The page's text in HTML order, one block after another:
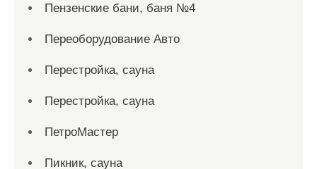
Пензенские бани, баня №4
Переоборудование Авто
Перестройка, сауна
Перестройка, сауна
ПетроМастер
Пикник, сауна